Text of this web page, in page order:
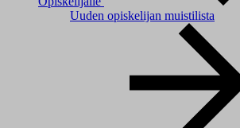
Uuden opiskelijan muistilista